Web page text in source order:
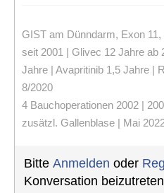
GIST am Dünndarm, Exon 11,
seit 2001 | Glivec 12 Jahre ab
Jahre | Avapritinib 1,5 Jahre |
8/2020
4 Bauchoperationen 2002 |
zusätzl. Gallenblase | Mai
Bitte Anmelden oder
Konversation